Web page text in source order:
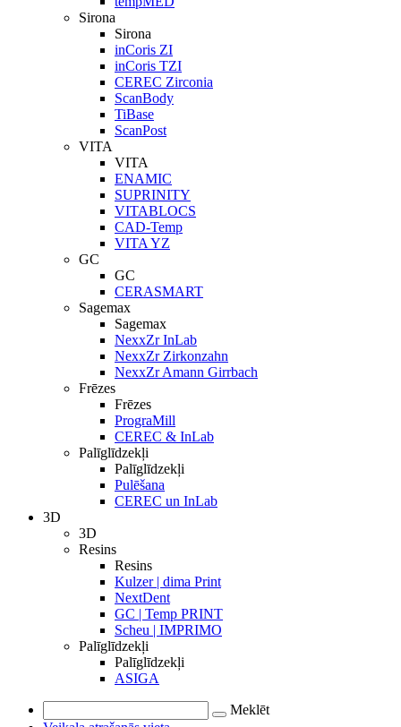
Sirona
Sirona
inCoris ZI
inCoris TZI
CEREC Zirconia
ScanBody
TiBase
ScanPost
VITA
VITA
ENAMIC
SUPRINITY
VITABLOCS
CAD-Temp
VITA YZ
GC
GC
CERASMART
Sagemax
Sagemax
NexxZr InLab
NexxZr Zirkonzahn
NexxZr Amann Girrbach
Frēzes
Frēzes
PrograMill
CEREC & InLab
Palīglīdzekļi
Palīglīdzekļi
Pulēšana
CEREC un InLab
3D
3D
Resins
Resins
Kulzer | dima Print
NextDent
GC | Temp PRINT
Scheu | IMPRIMO
Palīglīdzekļi
Palīglīdzekļi
ASIGA
Meklēt